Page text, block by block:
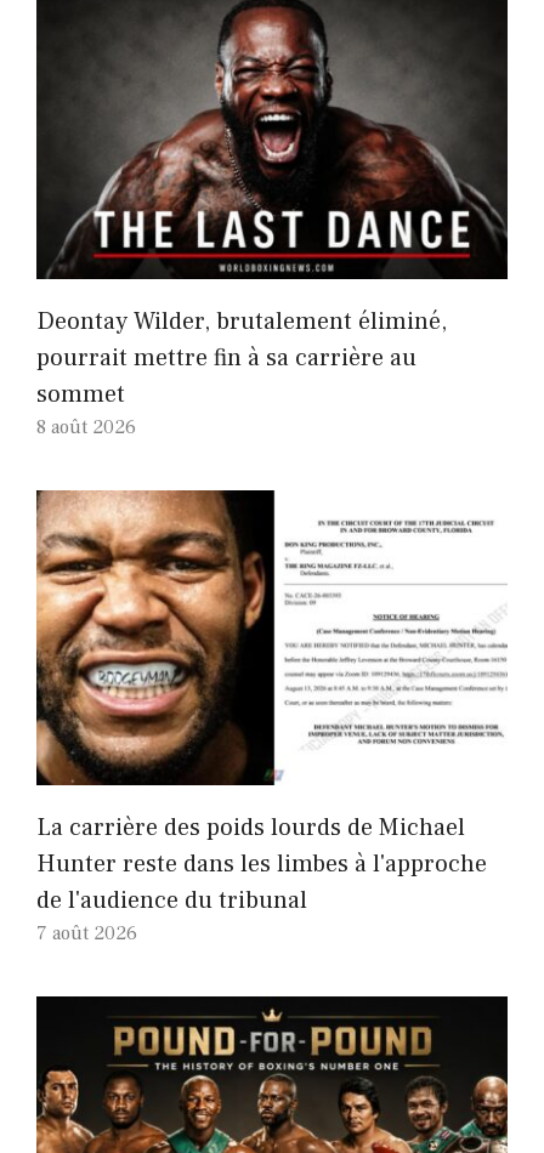
Deontay Wilder, brutalement éliminé,
pourrait mettre fin à sa carrière au
sommet
8 août 2026
La carrière des poids lourds de Michael
Hunter reste dans les limbes à l'approche
de l'audience du tribunal
7 août 2026